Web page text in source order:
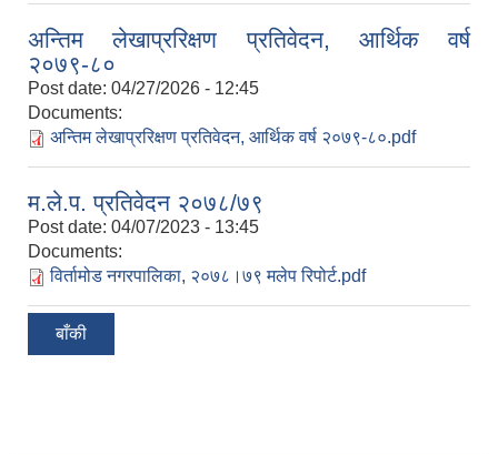
अन्तिम लेखाप्ररिक्षण प्रतिवेदन, आर्थिक वर्ष
२०७९-८०
Post date: 04/27/2026 - 12:45
Documents:
अन्तिम लेखाप्ररिक्षण प्रतिवेदन, आर्थिक वर्ष २०७९-८०.pdf
म.ले.प. प्रतिवेदन २०७८/७९
Post date: 04/07/2023 - 13:45
Documents:
विर्तामोड नगरपालिका, २०७८।७९ मलेप रिपोर्ट.pdf
बाँकी